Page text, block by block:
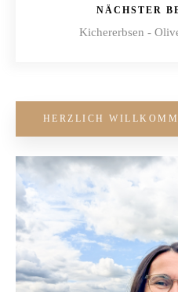
NÄCHSTER
Kichererbsen -
HERZLICH